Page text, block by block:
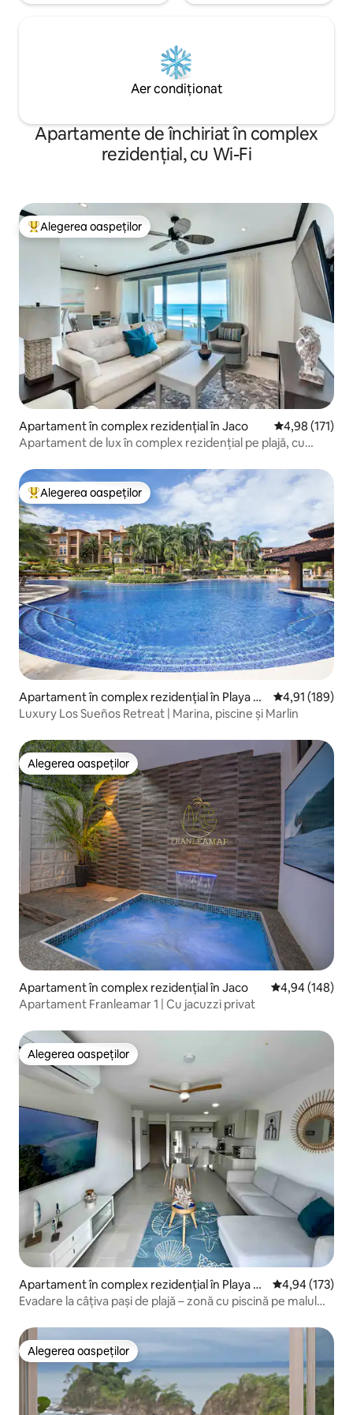
Aer condiționat
Apartamente de închiriat în complex
rezidențial, cu Wi-Fi
Locuință din topul categoriei Alegerea oaspeților
Alegerea oaspeților
Apartament în complex rezidențial în Jaco Scor mediu
4,98 (171)
Apartament de lux în complex rezidențial pe plajă, cu
Locuință din topul categoriei Alegerea oaspeților
Alegerea oaspeților
Apartament în complex rezidențial în Playa H
erradura
Scor mediu
4,91 (189)
Luxury Los Sueños Retreat | Marina, piscine și Marlin
Alegerea oaspeților
Alegerea oaspeților
Apartament în complex rezidențial în Jaco Scor mediu de
4,94 (148)
Apartament Franleamar 1 | Cu jacuzzi privat
Alegerea oaspeților
Alegerea oaspeților
Apartament în complex rezidențial în Playa M
antas
Scor mediu de
4,94 (173)
Evadare la câțiva pași de plajă – zonă cu piscină pe malul
Alegerea oaspeților
Alegerea oaspeților